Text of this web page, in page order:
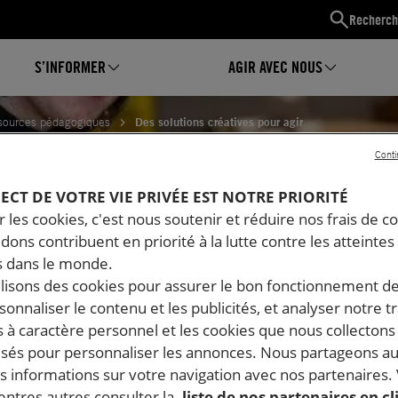
S’INFORMER AGIR AVEC NOUS
pédagogiques Des solutions créatives pour agir
CRÉATIVES POUR
DE VOTRE VIE PRIVÉE EST NOTRE PRIORITÉ
les cookies, c'est nous soutenir et réduire nos frais de
contribuent en priorité à la lutte contre les
dans le monde.
des cookies pour assurer le bon fonctionnement
le contenu et les publicités, et analyser notre
à caractère personnel et les cookies que nous
pour personnaliser les annonces. Nous partageons
informations sur votre navigation avec nos partenaires.